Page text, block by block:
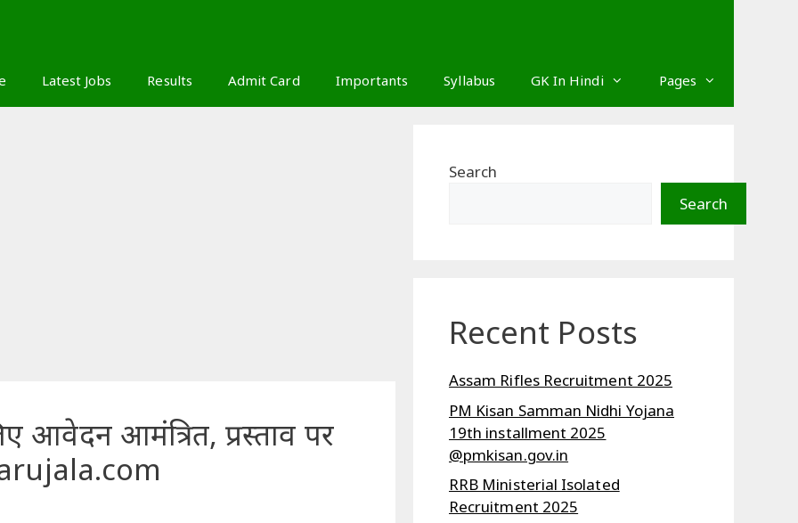
Latest Jobs Results Admit Card Importants Syllabus GK In Hindi Pages
आवेदन आमंत्रित, प्रस्ताव पर
Search
Search
Recent Posts
Assam Rifles Recruitment 2025
PM Kisan Samman Nidhi Yojana
19th installment 2025
@pmkisan.gov.in
RRB Ministerial Isolated
Recruitment 2025